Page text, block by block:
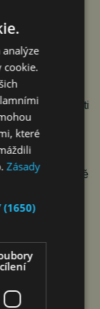
jsou
EPC
částí
20
Lukáše
stavební části
její rozsah
z nich
by se již
cílová, případně
ceně dojde
bude
celků
„Ve většině
tendru
cookie.
které
Zásady
(1650)
cílení